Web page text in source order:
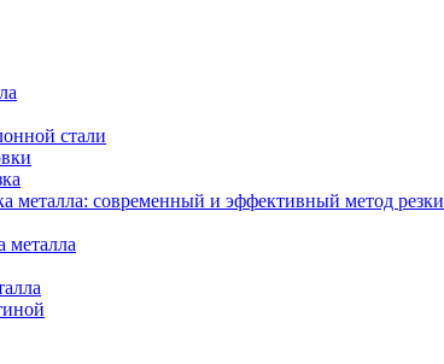
стали
металла: современный и эффективный метод резки
металла